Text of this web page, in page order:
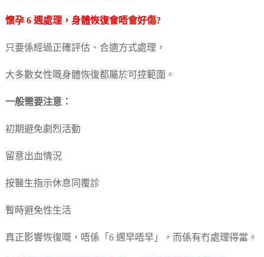
懷孕 6 週處理，身體恢復會唔會好傷?
只要係經過正確評估、合適方式處理，
大多數女性嘅身體恢復都屬於可控範圍。
一般需要注意：
初期避免劇烈活動
留意出血情況
按醫生指示休息同覆診
暫時避免性生活
真正影響恢復嘅，唔係「6 週早唔早」，而係有冇處理得當。